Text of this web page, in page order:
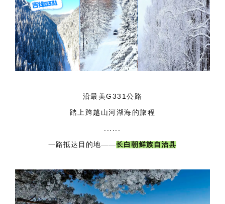
沿最美G331公路
踏上跨越山河湖海的旅程
......
一路抵达 目的地——长白朝鲜族自治县